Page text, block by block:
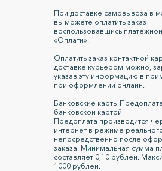
При доставке самовывоза в
вы можете оплатить заказ
воспользовавшись
«Оплати».
Оплатить заказ контактной
доставке курьером можно,
указав эту информацию в
при оформлении онлайн.
Банковские карты Предоплата
банковской картой
Предоплата производится
интернет в режиме
непосредственно после
заказа. Минимальная сумма
составляет 0,10 рублей.
1000 рублей.